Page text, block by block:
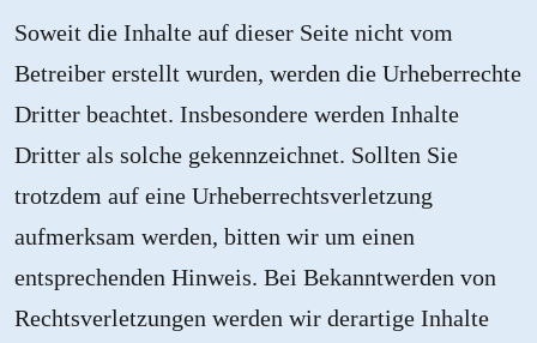
Soweit die Inhalte auf dieser Seite nicht vom
Betreiber erstellt wurden, werden die Urheberrechte
Dritter beachtet. Insbesondere werden Inhalte
Dritter als solche gekennzeichnet. Sollten Sie
trotzdem auf eine Urheberrechtsverletzung
aufmerksam werden, bitten wir um einen
entsprechenden Hinweis. Bei Bekanntwerden von
Rechtsverletzungen werden wir derartige Inhalte